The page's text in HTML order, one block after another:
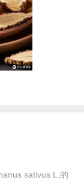
sativus L.的